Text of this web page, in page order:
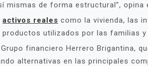
de forma estructural”, opina
activos reales como la vivienda, las
utilizados por las familias
financiero Herrero Brigantina,
alternativas en las principales